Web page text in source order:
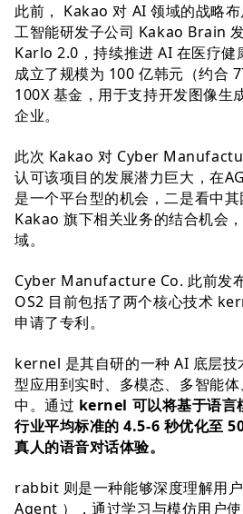
此前， Kakao 对 AI 领域的战略
工智能研发子公司 Kakao Brain
Karlo 2.0，持续推进 AI 在医疗健
成立了规模为 100 亿韩元（约合
100X 基金，用于支持开发图像生
企业。
此次 Kakao 对 Cyber
认可该项目的发展潜力巨大，在
是一个平台型的机会，二是看中
Kakao 旗下相关业务的结合机会
域。
Cyber Manufacture Co. 此前发
OS2 目前包括了两个核心技术
申请了专利。
kernel 是其自研的一种 AI 底层技
型应用到实时、多模态、多智能
中。通过 kernel 可以将基于语言
行业平均标准的 4.5-6 秒优化至
真人的语音对话体验。
rabbit 则是一种能够深度理解用
Agent ），通过学习与模仿用户